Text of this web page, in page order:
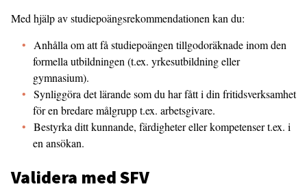
Med hjälp av studiepoängsrekommendationen kan du:
Anhålla om att få studiepoängen tillgodoräknade inom den
formella utbildningen (t.ex. yrkesutbildning eller
gymnasium).
Synliggöra det lärande som du har fått i din fritidsverksamhet
för en bredare målgrupp t.ex. arbetsgivare.
Bestyrka ditt kunnande, färdigheter eller kompetenser t.ex. i
en ansökan.
Validera med SFV